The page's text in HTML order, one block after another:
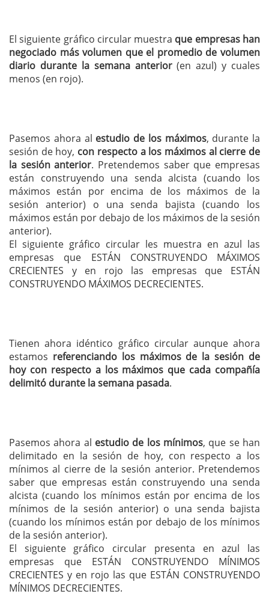
El siguiente gráfico circular muestra que empresas han
negociado más volumen que el promedio de volumen
diario durante la semana anterior(en azul) y cuales
menos (en rojo).
Pasemos ahora al estudio de los máximos, durante la
sesión de hoy, con respecto a los máximos al cierre de
la sesión anterior. Pretendemos saber que empresas
están construyendo una senda alcista (cuando los
máximos están por encima de los máximos de la
sesión anterior) o una senda bajista (cuando los
máximos están por debajo de los máximos de la sesión
anterior).
El siguiente gráfico circular les muestra en azul las
empresas que ESTÁN CONSTRUYENDO MÁXIMOS
CRECIENTES y en rojo las empresas que ESTÁN
CONSTRUYENDO MÁXIMOS DECRECIENTES.
Tienen ahora idéntico gráfico circular aunque ahora
estamos referenciando los máximos de la sesión de
hoy con respecto a los máximos que cada compañía
delimitó durante la semana pasada.
Pasemos ahora al estudio de los mínimos, que se han
delimitado en la sesión de hoy, con respecto a los
mínimos al cierre de la sesión anterior. Pretendemos
saber que empresas están construyendo una senda
alcista (cuando los mínimos están por encima de los
mínimos de la sesión anterior) o una senda bajista
(cuando los mínimos están por debajo de los mínimos
de la sesión anterior).
El siguiente gráfico circular presenta en azul las
empresas que ESTÁN CONSTRUYENDO MÍNIMOS
CRECIENTES y en rojo las que ESTÁN CONSTRUYENDO
MÍNIMOS DECRECIENTES.